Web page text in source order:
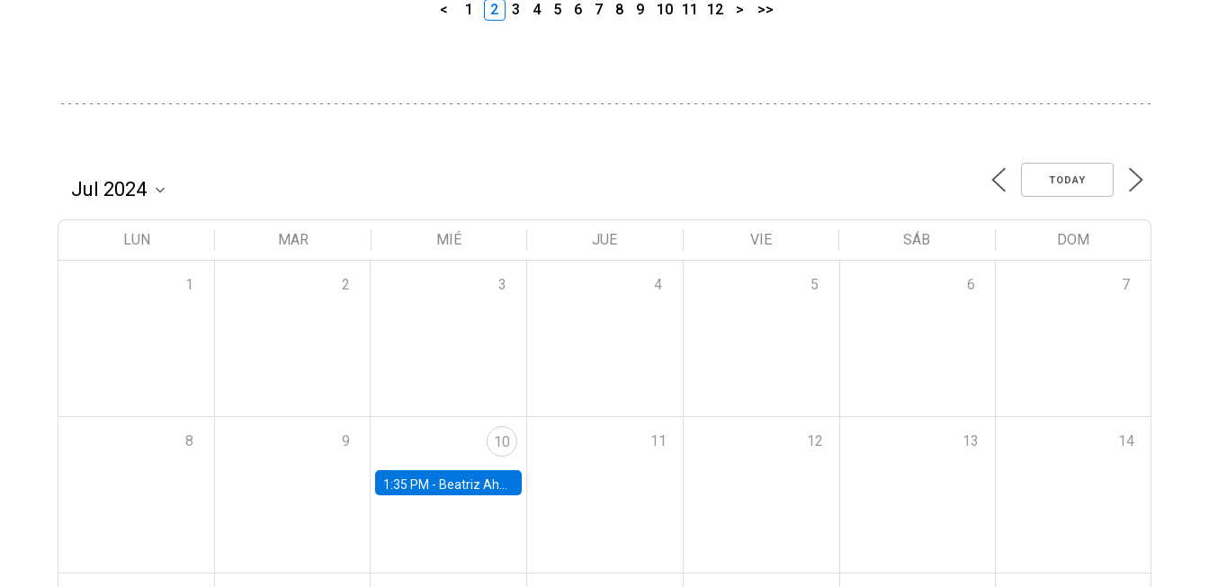
< 1 2 3 4 5 6 7 8 9 10 11 12 > >>
TODAY
LUN MAR MIÉ JUE VIE SÁB DOM
1 2 3 4 5 6 7
8 9 10
1:35 PM - Beatriz Ahumada, PhD candidate, Universidad de Pittsburgh
11 12 13 14